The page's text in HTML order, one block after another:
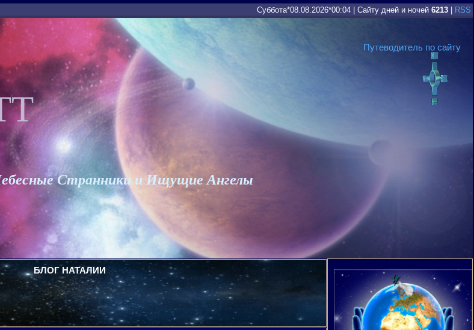
Суббота*08.08.2026*00:04 Сайту дней и ночей 6213 RSS
Путеводитель по сайту
Странники и Ищущие Ангелы
БЛОГ НАТАЛИИ